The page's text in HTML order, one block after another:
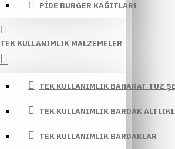
PIDE BURGER KAĞITLARI
TEK KULLANIMLIK MALZEMELER
TEK KULLANIMLIK BAHARAT TUZ
TEK KULLANIMLIK BARDAK
TEK KULLANIMLIK BARDAKLAR